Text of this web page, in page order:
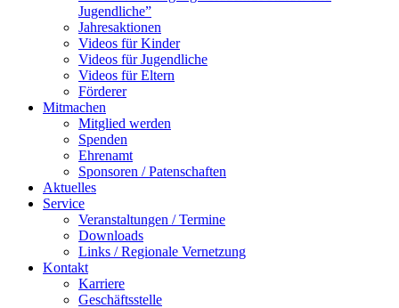
Jugendliche”
Jahresaktionen
Videos für Kinder
Videos für Jugendliche
Videos für Eltern
Förderer
Mitmachen
Mitglied werden
Spenden
Ehrenamt
Sponsoren / Patenschaften
Aktuelles
Service
Veranstaltungen / Termine
Downloads
Links / Regionale Vernetzung
Kontakt
Karriere
Geschäftsstelle